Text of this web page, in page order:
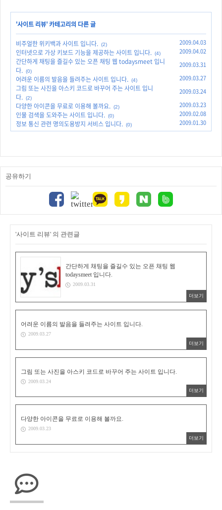
'사이트 리뷰' 카테고리의 다른 글
비주얼한 위키백과 사이트 입니다. (2) 2009.04.03
인터넷으로 가상 키보드 기능을 제공하는 사이트 입니다. (4) 2009.04.02
간단하게 채팅을 즐길수 있는 오픈 채팅 웹 todaysmeet 입니
다. (0)
2009.03.31
어려운 이름의 발음을 들려주는 사이트 입니다. (4) 2009.03.27
그림 또는 사진을 아스키 코드로 바꾸어 주는 사이트 입니
다. (2)
2009.03.24
다양한 아이콘을 무료로 이용해 볼까요. (2) 2009.03.23
인물 검색을 도와주는 사이트 입니다. (0) 2009.02.08
정보 통신 관련 명의도용방지 서비스 입니다. (0) 2009.01.30
공유하기
'사이트 리뷰' 의 관련글
간단하게 채팅을 즐길수 있는 오픈 채팅 웹
todaysmeet 입니다.
2009.03.31
더보기
어려운 이름의 발음을 들려주는 사이트 입니다.
2009.03.27
더보기
그림 또는 사진을 아스키 코드로 바꾸어 주는 사이트 입니다.
2009.03.24
더보기
다양한 아이콘을 무료로 이용해 볼까요.
2009.03.23
더보기